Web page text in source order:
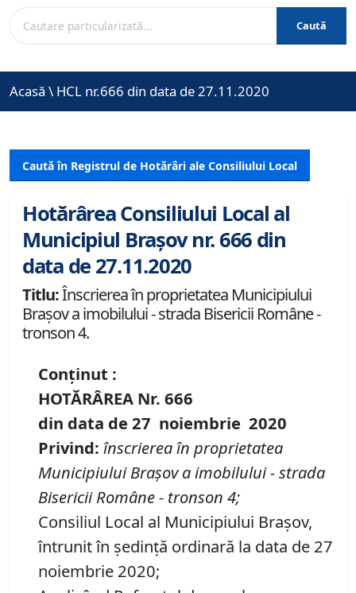
Caută
Acasă \ HCL nr.666 din data de 27.11.2020
Caută în Registrul de Hotărâri ale Consiliului Local
Hotărârea Consiliului Local al
Municipiul Brașov nr. 666 din
data de 27.11.2020
Titlu:Înscrierea în proprietatea Municipiului
Braşov a imobilului - strada Bisericii Române -
tronson 4.
Conținut :
HOTĂRÂREA Nr. 666
din data de 27 noiembrie 2020
Privind: înscrierea în proprietatea
Municipiului Braşov a imobilului-strada
Bisericii Române - tronson 4;
Consiliul Local al Municipiului Brașov,
întrunit în ședință ordinară la data de 27
noiembrie 2020;